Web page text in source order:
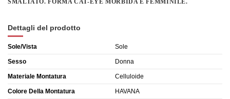
Dettagli del prodotto
Sole/Vista Sole
Sesso Donna
Materiale Montatura Celluloide
Colore Della Montatura HAVANA